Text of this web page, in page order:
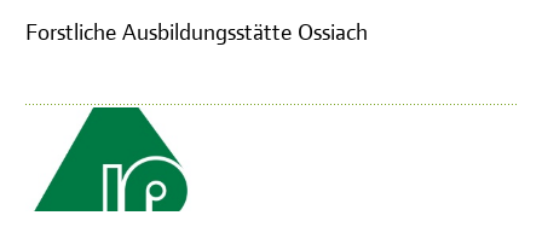
Forstliche Ausbildungsstätte Ossiach